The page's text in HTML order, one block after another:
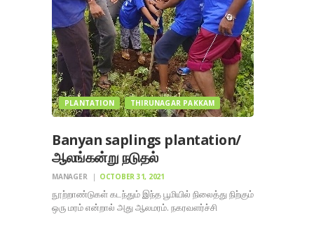
PLANTATION THIRUNAGAR PAKKAM
Banyan saplings plantation/
ஆலங்கன்று நடுதல்
MANAGER OCTOBER 31, 2021
நூற்றாண்டுகள் கடந்தும் இந்த பூமியில் நிலைத்து நிற்கும்
ஒரு மரம் என்றால் அது ஆலமரம். நகரவளர்ச்சி